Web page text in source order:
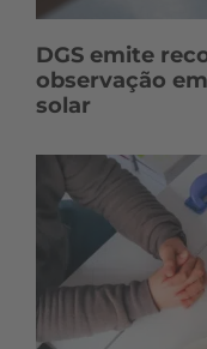
DGS emite
observação
solar